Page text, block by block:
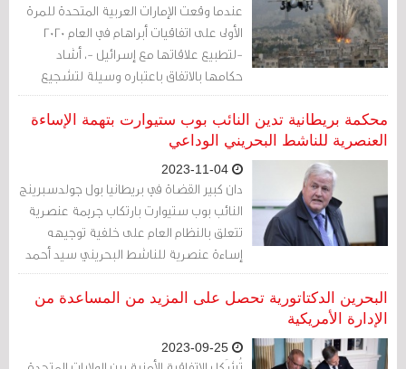
عندما وقعت الإمارات العربية المتحدة للمرة
الأولى على اتفاقيات أبراهام في العام 2020
-لتطبيع علاقاتها مع إسرائيل -، أشاد
حكامها بالاتفاق باعتباره وسيلة لتشجيع
إسرائيل وإقناعها باتخاذ خطوات إيجابية
بشأن إنهاء احتلالها للأراضي الفلسطينية
وضمّها، وحذت حذوها كل من البحرين
والسودان والمغرب.
محكمة بريطانية تدين النائب بوب ستيوارت بتهمة الإساءة
العنصرية للناشط البحريني الوداعي
دان كبير القضاة في بريطانيا بول جولدسبرينج
النائب بوب ستيوارت بارتكاب جريمة عنصرية
تتعلق بالنظام العام على خلفية توجيهه
إساءة عنصرية للناشط البحريني سيد أحمد
الوداعي.
البحرين الدكتاتورية تحصل على المزيد من المساعدة من
الإدارة الأمريكية